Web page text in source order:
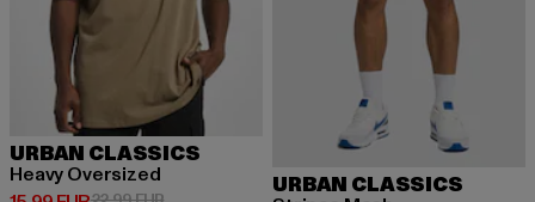
URBAN CLASSICS
Heavy Oversized
URBAN CLASSICS